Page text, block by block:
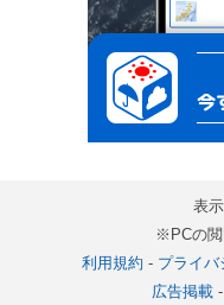
表示
※PCの閲
利用規約 - プライバ
広告掲載-